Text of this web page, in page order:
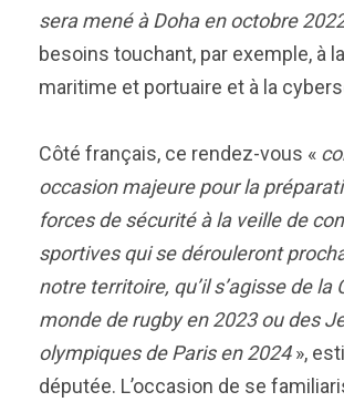
sera mené à Doha en octobre
besoins touchant, par exemple, à
maritime et portuaire et à la
Côté français, ce rendez-vous «
occasion majeure pour la
forces de sécurité à la veille de
sportives qui se dérouleront
notre territoire, qu’il s’agisse de la
monde de rugby en 2023 ou des
olympiques de Paris en 2024»,
députée. L’occasion de se